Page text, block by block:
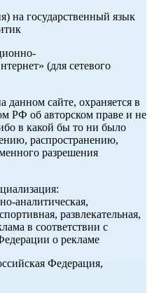
на государственный язык
(для сетевого
сайте, охраняется в
РФ об авторском праве и не
в какой бы то ни было
распространению,
разрешения
аналитическая,
развлекательная,
в соответствии с
о рекламе
Федерация,